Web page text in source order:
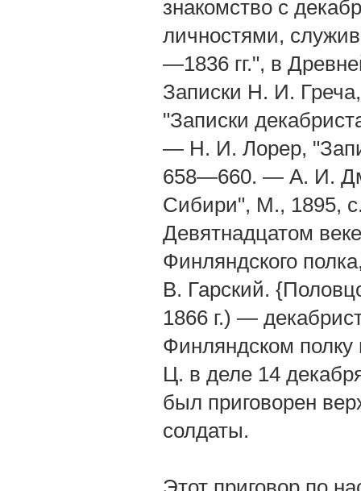
знакомство с
личностями,
—1836 гг.", в
Записки H. И.
"Записки
— Н. И. Лорер,
658—660. — А. И.
Сибири", М., 1895,
Девятнадцатом
Финляндского
В. Гарский.
1866 г.) —
Финляндском полку
Ц. в деле 14
был приговорен
солдаты.